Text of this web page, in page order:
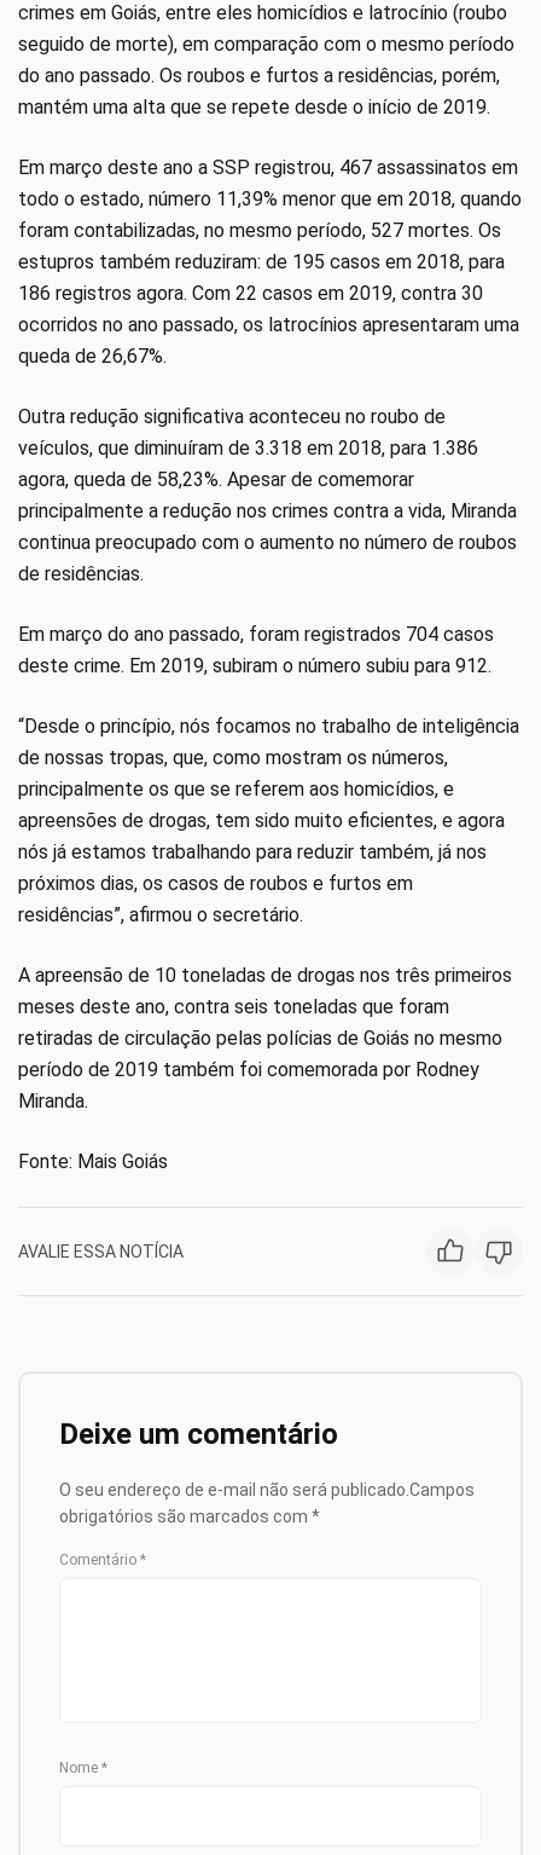
crimes em Goiás, entre eles homicídios e latrocínio (roubo
seguido de morte), em comparação com o mesmo período
do ano passado. Os roubos e furtos a residências, porém,
mantém uma alta que se repete desde o início de 2019.
Em março deste ano a SSP registrou, 467 assassinatos em
todo o estado, número 11,39% menor que em 2018, quando
foram contabilizadas, no mesmo período, 527 mortes. Os
estupros também reduziram: de 195 casos em 2018, para
186 registros agora. Com 22 casos em 2019, contra 30
ocorridos no ano passado, os latrocínios apresentaram uma
queda de 26,67%.
Outra redução significativa aconteceu no roubo de
veículos, que diminuíram de 3.318 em 2018, para 1.386
agora, queda de 58,23%. Apesar de comemorar
principalmente a redução nos crimes contra a vida, Miranda
continua preocupado com o aumento no número de roubos
de residências.
Em março do ano passado, foram registrados 704 casos
deste crime. Em 2019, subiram o número subiu para 912.
“Desde o princípio, nós focamos no trabalho de inteligência
de nossas tropas, que, como mostram os números,
principalmente os que se referem aos homicídios, e
apreensões de drogas, tem sido muito eficientes, e agora
nós já estamos trabalhando para reduzir também, já nos
próximos dias, os casos de roubos e furtos em
residências”, afirmou o secretário.
A apreensão de 10 toneladas de drogas nos três primeiros
meses deste ano, contra seis toneladas que foram
retiradas de circulação pelas polícias de Goiás no mesmo
período de 2019 também foi comemorada por Rodney
Miranda.
Fonte: Mais Goiás
AVALIE ESSA NOTÍCIA
Deixe um comentário
O seu endereço de e-mail não será publicado.Campos
obrigatórios são marcados com *
Comentário *
Nome *